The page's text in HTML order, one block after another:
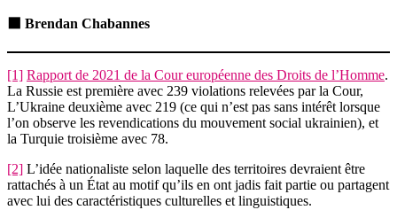
Brendan Chabannes
[1] Rapport de 2021 de la Cour européenne des Droits de l’Homme.
La Russie est première avec 239 violations relevées par la Cour,
L’Ukraine deuxième avec 219 (ce qui n’est pas sans intérêt lorsque
l’on observe les revendications du mouvement social ukrainien), et
la Turquie troisième avec 78.
[2] L’idée nationaliste selon laquelle des territoires devraient être
rattachés à un État au motif qu’ils en ont jadis fait partie ou partagent
avec lui des caractéristiques culturelles et linguistiques.